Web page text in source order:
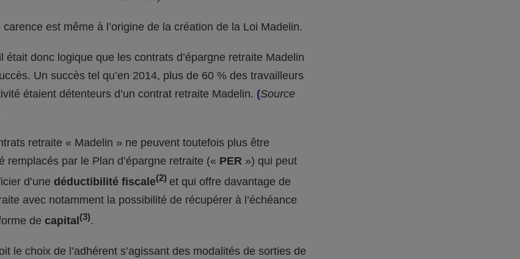
est même à l’origine de la création de la Loi Madelin.
était donc logique que les contrats d’épargne retraite Madelin
Un succès tel qu’en 2014, plus de 60 % des travailleurs
étaient détenteurs d’un contrat retraite Madelin. (Source
retraite « Madelin » ne peuvent toutefois plus être
remplacés par le Plan d’épargne retraite (« PER ») qui peut
d’une déductibilité fiscale(2) et qui offre davantage de
avec notamment la possibilité de récupérer à l’échéance
de capital(3).
le choix de l’adhérent s’agissant des modalités de sorties de